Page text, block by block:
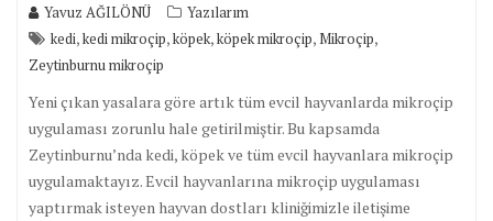
Yavuz AĞILÖNÜ
Yazılarım
kedi,kedi mikroçip,köpek,köpek mikroçip,Mikroçip,
Zeytinburnu mikroçip
Yeni çıkan yasalara göre artık tüm evcil hayvanlarda mikroçip
uygulaması zorunlu hale getirilmiştir. Bu kapsamda
Zeytinburnu’nda kedi, köpek ve tüm evcil hayvanlara mikroçip
uygulamaktayız. Evcil hayvanlarına mikroçip uygulaması
yaptırmak isteyen hayvan dostları kliniğimizle iletişime